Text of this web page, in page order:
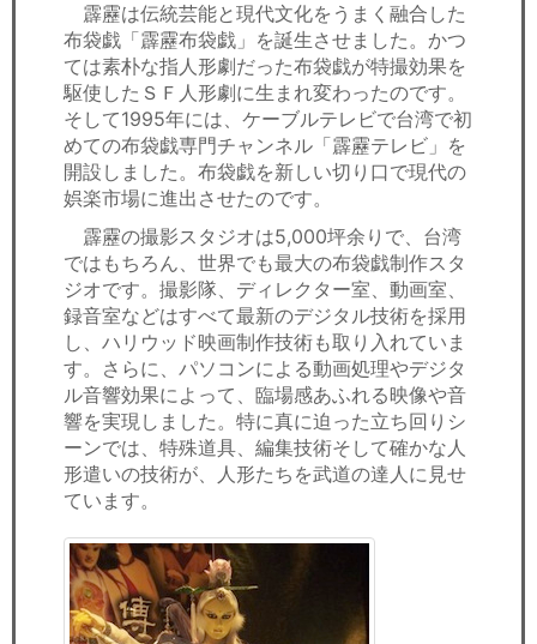
霹靂は伝統芸能と現代文化をうまく融合した
布袋戯「霹靂布袋戯」を誕生させました。かつ
ては素朴な指人形劇だった布袋戯が特撮効果を
駆使したＳＦ人形劇に生まれ変わったのです。
そして1995年には、ケーブルテレビで台湾で初
めての布袋戯専門チャンネル「霹靂テレビ」を
開設しました。布袋戯を新しい切り口で現代の
娯楽市場に進出させたのです。
霹靂の撮影スタジオは5,000坪余りで、台湾
ではもちろん、世界でも最大の布袋戯制作スタ
ジオです。撮影隊、ディレクター室、動画室、
録音室などはすべて最新のデジタル技術を採用
し、ハリウッド映画制作技術も取り入れていま
す。さらに、パソコンによる動画処理やデジタ
ル音響効果によって、臨場感あふれる映像や音
響を実現しました。特に真に迫った立ち回りシ
ーンでは、特殊道具、編集技術そして確かな人
形遣いの技術が、人形たちを武道の達人に見せ
ています。